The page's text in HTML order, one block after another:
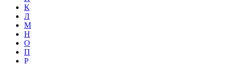
К
Л
М
Н
О
П
Р